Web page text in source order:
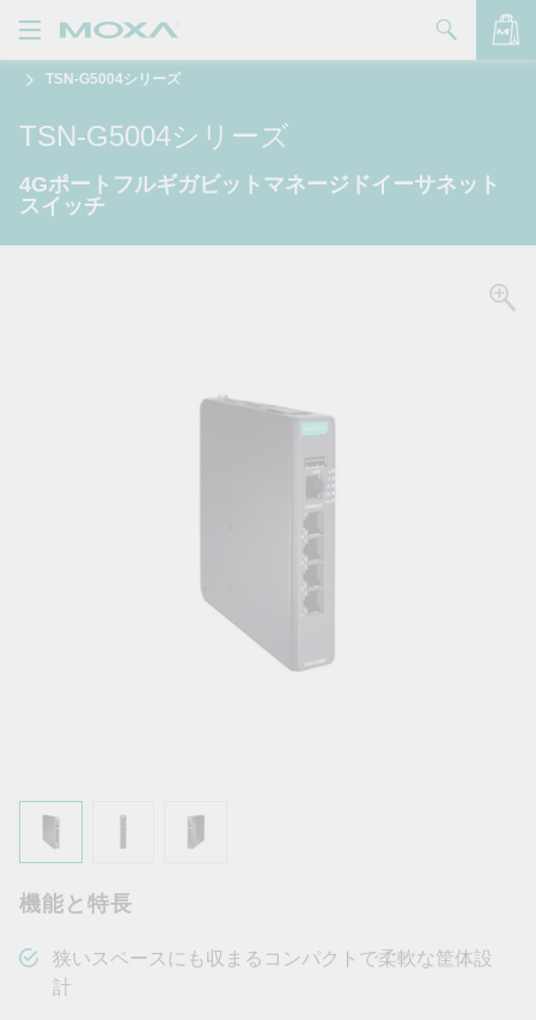
品
リューション
ポート
入方法
TSN-G5004シリーズ
TSN-G5004シリーズ
4Gポートフルギガビットマネージドイーサネット
スイッチ
機能と特長
狭いスペースにも収まるコンパクトで柔軟な筐体設
計
バッグを見る